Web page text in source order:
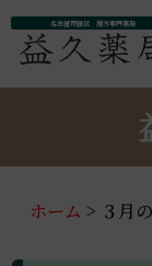
名古屋市緑区 漢方専門薬局
ホーム > ３